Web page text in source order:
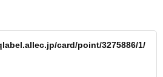
card/point/3275886/1/